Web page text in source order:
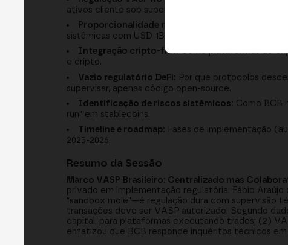
ativos cliente sob supervisão BCB.
Proporcionalidade regulatória em prática:
sistêmicas com USD 1B+, com custos e requisitos
Integração cripto-fiat:Como plataformas de
e cripto.
Vazio regulatório DeFi: Por que protocolos
supervisar, apenas código open-source.
Identificação de riscos sistêmicos: Como BCB
run" em stablecoins.
Timeline e roadmap: Fases de implementação
2025-2026.
Resumo da Sessão
Marco VASP Brasileiro: Centralizado mas
privado em implementação regulatória. Fábio
"sandbox mole"—é regulação dura com supervisão
transações deve ser VASP autorizado. Segundo
capital, para plataformas executando trades; (2)
enfatizou que BCB responde inquéritos técnicos